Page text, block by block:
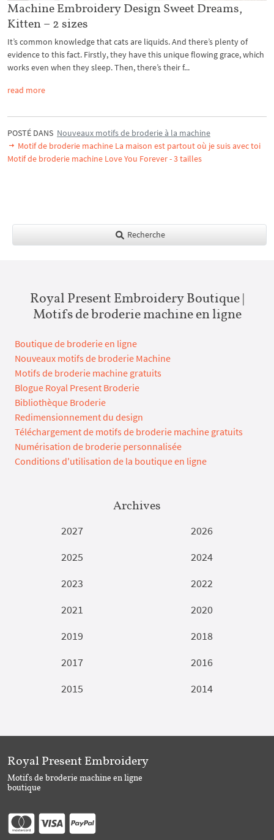
Machine Embroidery Design Sweet Dreams,
Kitten – 2 sizes
It’s common knowledge that cats are liquids. And there’s plenty of
evidence to this fact. Firstly, they have this unique flowing grace, which
works even when they sleep. Then, there’s their f...
read more
POSTÉ DANS Nouveaux motifs de broderie à la machine
Motif de broderie machine La maison est partout où je suis avec toi
Motif de broderie machine Love You Forever - 3 tailles
Recherche
Royal Present Embroidery Boutique |
Motifs de broderie machine en ligne
Boutique de broderie en ligne
Nouveaux motifs de broderie Machine
Motifs de broderie machine gratuits
Blogue Royal Present Broderie
Bibliothèque Broderie
Redimensionnement du design
Téléchargement de motifs de broderie machine gratuits
Numérisation de broderie personnalisée
Conditions d'utilisation de la boutique en ligne
Archives
2027
2026
2025
2024
2023
2022
2021
2020
2019
2018
2017
2016
2015
2014
Royal Present Embroidery
Motifs de broderie machine en ligne
boutique